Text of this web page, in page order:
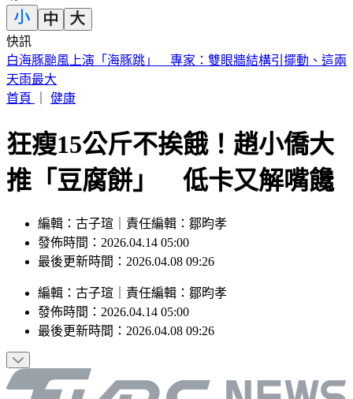
快訊
《半澤直樹》男星及川光博驚喜宣布再婚！妻子懷孕升格當爸
首頁｜ 健康
狂瘦15公斤不挨餓！趙小僑大
推「豆腐餅」 低卡又解嘴饞
發佈時間：2026.04.14 05:00
最後更新時間：2026.04.08 09:26
發佈時間：2026.04.14 05:00
最後更新時間：2026.04.08 09:26